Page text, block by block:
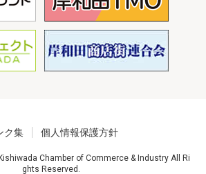
ク集 個人情報保護方針
Chamber of Commerce & Industry All Ri
ghts Reserved.